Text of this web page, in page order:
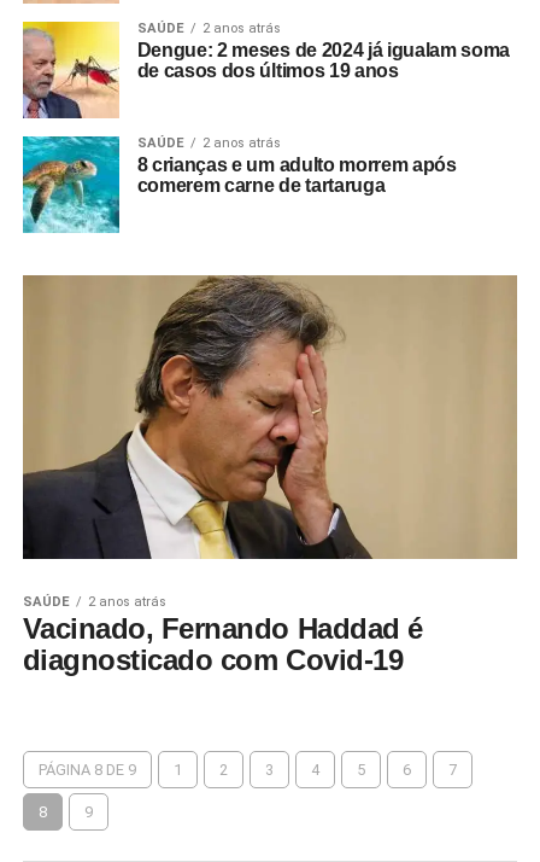
SAÚDE 2 anos atrás
Dengue: 2 meses de 2024 já igualam soma
de casos dos últimos 19 anos
SAÚDE 2 anos atrás
8 crianças e um adulto morrem após
comerem carne de tartaruga
SAÚDE 2 anos atrás
Vacinado, Fernando Haddad é
diagnosticado com Covid-19
PÁGINA 8 DE 9 1 2 3 4 5 6 7
8 9